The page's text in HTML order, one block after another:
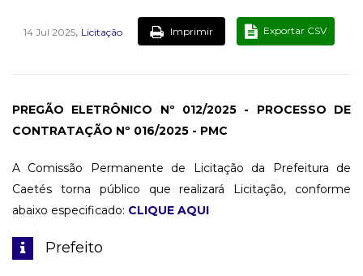
14 Jul 2025, Licitação Imprimir Exportar CSV
PREGÃO ELETRÔNICO Nº 012/2025 - PROCESSO DE
CONTRATAÇÃO Nº 016/2025 - PMC
A Comissão Permanente de Licitação da Prefeitura de
Caetés torna público que realizará Licitação, conforme
abaixo especificado: CLIQUE AQUI
Prefeito